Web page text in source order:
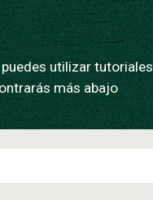
utilizar tutoriales
más abajo